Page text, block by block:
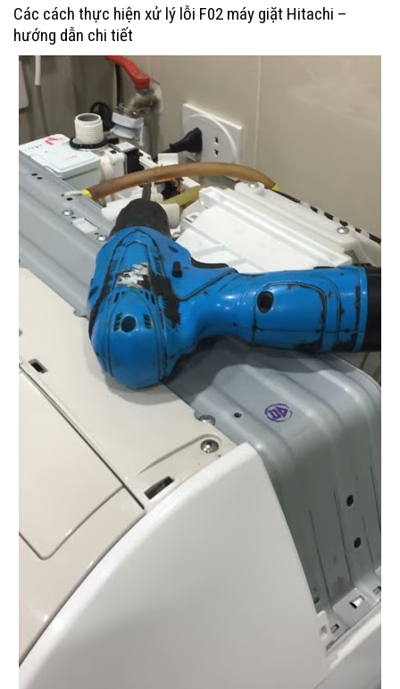
Các cách thực hiện xử lý lỗi F02 máy giặt Hitachi –
hướng dẫn chi tiết